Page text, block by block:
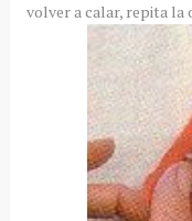
volver a calar, repita la